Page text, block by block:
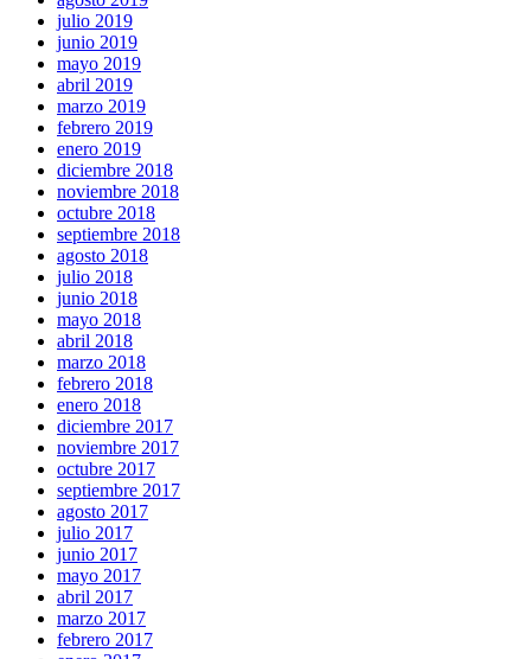
julio 2019
junio 2019
mayo 2019
abril 2019
marzo 2019
febrero 2019
enero 2019
diciembre 2018
noviembre 2018
octubre 2018
septiembre 2018
agosto 2018
julio 2018
junio 2018
mayo 2018
abril 2018
marzo 2018
febrero 2018
enero 2018
diciembre 2017
noviembre 2017
octubre 2017
septiembre 2017
agosto 2017
julio 2017
junio 2017
mayo 2017
abril 2017
marzo 2017
febrero 2017